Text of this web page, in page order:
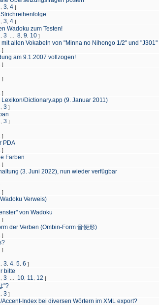
3 4 ]
3 4 ]
Wadoku zum Testen!
3 8 9 10 ]
allen Vokabeln von "Minna no Nihongo 1/2" und "J301"
]
am 9.1.2007 vollzogen!
]
]
]
Dictionary.app (9. Januar 2011)
3 ]
3 ]
]
PDA
]
Farben
]
(3. Juni 2022), nun wieder verfügbar
]
Verweis)
von Wadoku
]
der Verben (Ombin-Form 音便形)
]
]
3 4 5 6 ]
bitte
3 10 11 12 ]
"?
3 ]
Accent-Index bei diversen Wörtern im XML export?